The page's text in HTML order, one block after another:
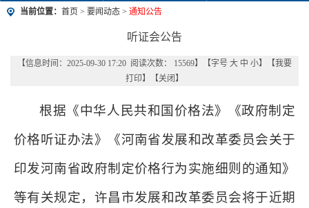
当前位置： 首页 > 要闻动态 > 通知公告
听证会公告
【信息时间：2025-09-30 17:20 阅读次数： 15569】【字号 大 中 小】【我要
打印】【关闭 】
根据《中华人民共和国价格法》《政府制定
价格听证办法》《河南省发展和改革委员会关于
印发河南省政府制定价格行为实施细则的通知》
等有关规定，许昌市发展和改革委员会将于近期